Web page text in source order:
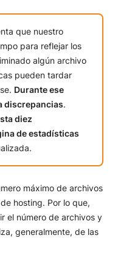
de cookies en cualquier
de Cookies de
Mostrar detalles
que no estén en uso
de caché que
de e-mail
que nuestro
para reflejar los
algún archivo
pueden tardar
Durante ese
discrepancias.
diez
de estadísticas
máximo de archivos
hosting. Por lo que,
el número de archivos y
generalmente, de las